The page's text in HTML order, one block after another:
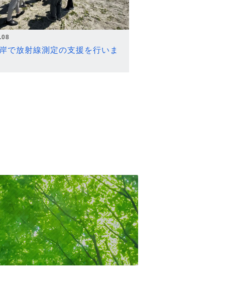
で放射線測定の支援を行いま